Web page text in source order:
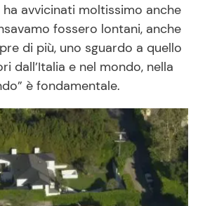
Soap Opera
Social News
News dal mondo
avvicinati moltissimo anche
fossero lontani, anche
di più, uno sguardo a quello
dall’Italia e nel mondo, nella
è fondamentale.